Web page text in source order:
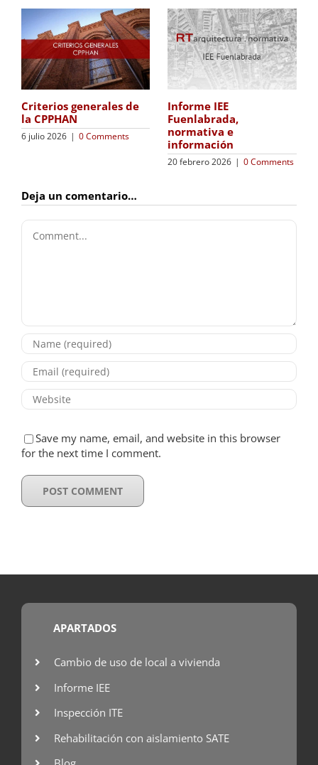
Criterios generales de
la CPPHAN
6 julio 2026 | 0 Comments
Informe IEE
Fuenlabrada,
normativa e
información
20 febrero 2026 | 0 Comments
Deja un comentario…
Comment
Save my name, email, and website in this browser
for the next time I comment.
APARTADOS
Cambio de uso de local a vivienda
Informe IEE
Inspección ITE
Rehabilitación con aislamiento SATE